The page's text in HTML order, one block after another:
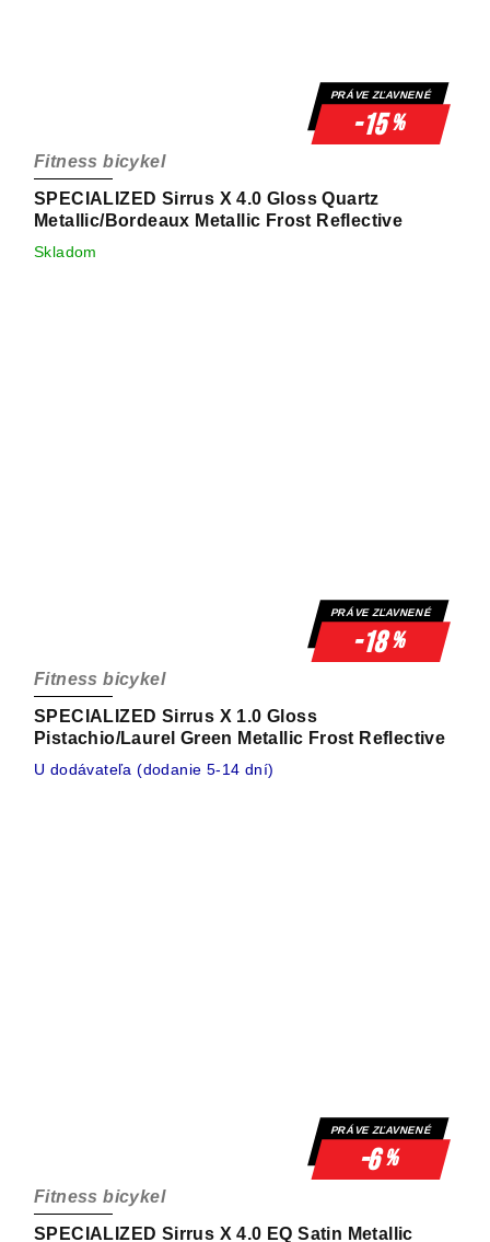
PRÁVE ZĽAVNENÉ
-15%
SPECIALIZED Sirrus X 4.0 Gloss Quartz
Metallic/Bordeaux Metallic Frost Reflective
Fitness bicykel
Skladom
PRÁVE ZĽAVNENÉ
-18%
SPECIALIZED Sirrus X 1.0 Gloss
Pistachio/Laurel Green Metallic Frost Reflective
Fitness bicykel
U dodávateľa (dodanie 5-14 dní)
PRÁVE ZĽAVNENÉ
-6%
SPECIALIZED Sirrus X 4.0 EQ Satin Metallic
Fitness bicykel